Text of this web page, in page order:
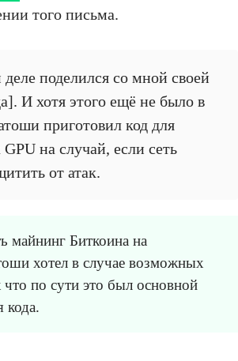
того письма.
поделился со мной своей
И хотя этого ещё не было в
приготовил код для
на случай, если сеть
от атак.
майнинг Биткоина на
хотел в случае возможных
что по сути это был основной
кода.